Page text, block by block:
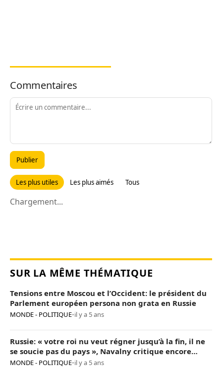
Commentaires
Publier
Les plus utiles Les plus aimés Tous
Chargement...
SUR LA MÊME THÉMATIQUE
Tensions entre Moscou et l’Occident: le président du
Parlement européen persona non grata en Russie
MONDE - POLITIQUE•il y a 5 ans
Russie: « votre roi nu veut régner jusqu’à la fin, il ne
se soucie pas du pays », Navalny critique encore
Poutine
MONDE - POLITIQUE•il y a 5 ans